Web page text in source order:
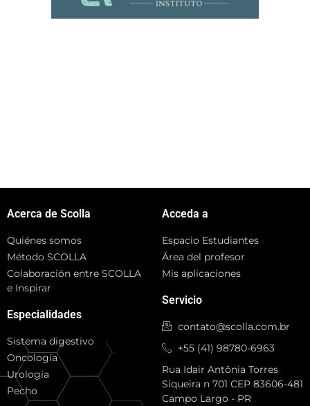
Acerca de Scolla
Quiénes somos
Método SCOLLA
Colaboración entre SCOLLA
e Inspirar
Especialidades
Sistema digestivo
Oncología
Urología
Pecho
Acceda a
Espacio Estudiantes
Área del profesor
Mis aplicaciones
Servicio
contato@scolla.com.br
+55 (41) 98780-6963
Rua Idair Antônia Torres
Siqueira n 701 CEP 83606-481
Campo Largo - PR